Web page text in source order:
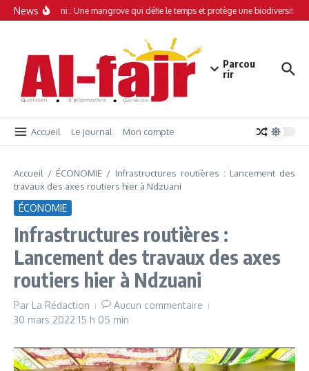
Aller au contenu
News
Simamboini : Une mangrove qui défie le temps et protège une biodiversité
Parcou
rir
Accueil Le journal Mon compte
Accueil / ÉCONOMIE / Infrastructures routières : Lancement des
travaux des axes routiers hier à Ndzuani
ÉCONOMIE
Infrastructures routières :
Lancement des travaux des axes
routiers hier à Ndzuani
Par La Rédaction
Aucun commentaire
30 mars 2022 15 h 05 min